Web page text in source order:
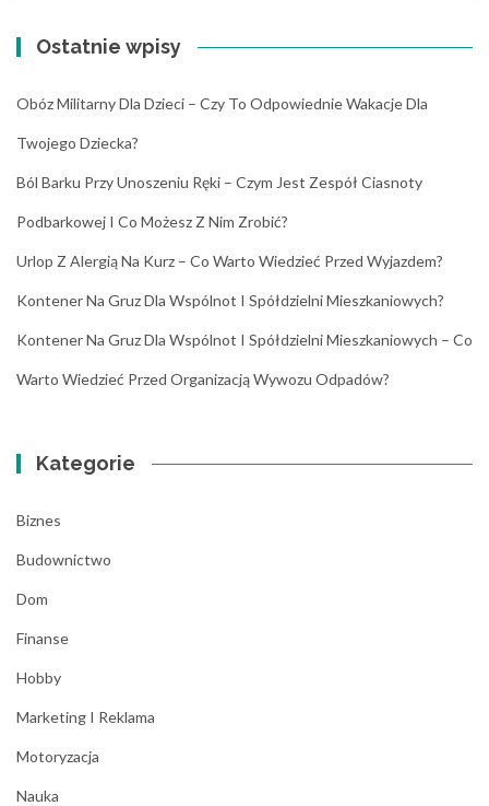
Ostatnie wpisy
Obóz Militarny Dla Dzieci – Czy To Odpowiednie Wakacje Dla
Twojego Dziecka?
Ból Barku Przy Unoszeniu Ręki – Czym Jest Zespół Ciasnoty
Podbarkowej I Co Możesz Z Nim Zrobić?
Urlop Z Alergią Na Kurz – Co Warto Wiedzieć Przed Wyjazdem?
Kontener Na Gruz Dla Wspólnot I Spółdzielni Mieszkaniowych?
Kontener Na Gruz Dla Wspólnot I Spółdzielni Mieszkaniowych – Co
Warto Wiedzieć Przed Organizacją Wywozu Odpadów?
Kategorie
Biznes
Budownictwo
Dom
Finanse
Hobby
Marketing I Reklama
Motoryzacja
Nauka